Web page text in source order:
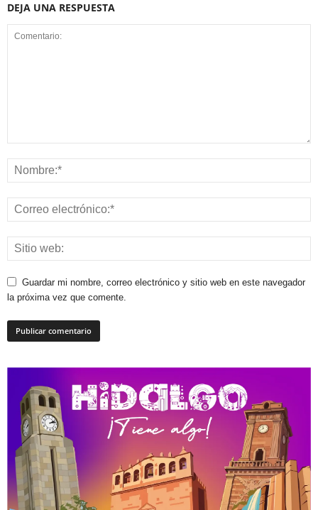
DEJA UNA RESPUESTA
Guardar mi nombre, correo electrónico y sitio web en este navegador
la próxima vez que comente.